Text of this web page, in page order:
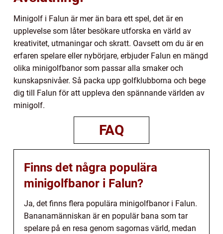
Minigolf i Falun är mer än bara ett spel, det är en
upplevelse som låter besökare utforska en värld av
kreativitet, utmaningar och skratt. Oavsett om du är en
erfaren spelare eller nybörjare, erbjuder Falun en mängd
olika minigolfbanor som passar alla smaker och
kunskapsnivåer. Så packa upp golfklubborna och bege
dig till Falun för att uppleva den spännande världen av
minigolf.
FAQ
Finns det några populära
minigolfbanor i Falun?
Ja, det finns flera populära minigolfbanor i Falun.
Bananamänniskan är en populär bana som tar
spelare på en resa genom sagornas värld, medan